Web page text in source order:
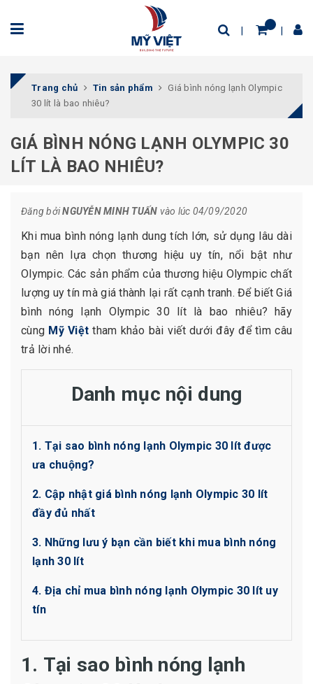
Trang chủ Tin sản phẩm
Giá bình nóng lạnh Olympic
30 lít là bao nhiêu?
GIÁ BÌNH NÓNG LẠNH OLYMPIC 30
LÍT LÀ BAO NHIÊU?
Đăng bởiNGUYỄN MINH TUẤN vào lúc 04/09/2020
Khi mua bình nóng lạnh dung tích lớn, sử dụng lâu dài
bạn nên lựa chọn thương hiệu uy tín, nổi bật như
Olympic. Các sản phẩm của thương hiệu Olympic chất
lượng uy tín mà giá thành lại rất cạnh tranh. Để biết Giá
bình nóng lạnh Olympic 30 lít là bao nhiêu? hãy
cùng Mỹ Việt tham khảo bài viết dưới đây để tìm câu
trả lời nhé.
Danh mục nội dung
1. Tại sao bình nóng lạnh Olympic 30 lít được
ưa chuộng?
2. Cập nhật giá bình nóng lạnh Olympic 30 lít
đầy đủ nhất
3. Những lưu ý bạn cần biết khi mua bình nóng
lạnh 30 lít
4. Địa chỉ mua bình nóng lạnh Olympic 30 lít uy
tín
1. Tại sao bình nóng lạnh